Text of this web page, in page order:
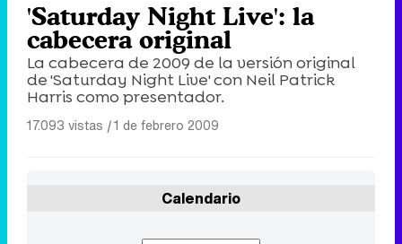
'Saturday Night Live': la
cabecera original
La cabecera de 2009 de la versión original
de 'Saturday Night Live' con Neil Patrick
Harris como presentador.
17.093 vistas |1 de febrero 2009
Calendario